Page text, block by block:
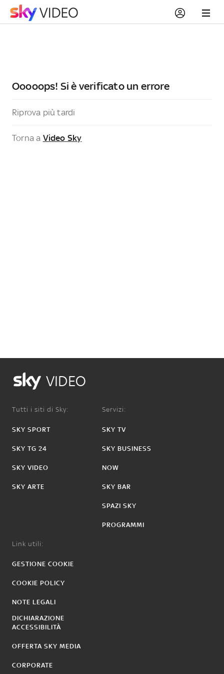
Ooooops! Si è verificato un errore
Riprova più tardi
Torna a Video Sky
VIDEO
Tutti i siti di Sky:
SKY SPORT
SKY TG 24
SKY VIDEO
SKY ARTE
Servizi:
SKY TV
SKY BUSINESS
NOW
SKY BAR
SPAZI SKY
PROGRAMMI
Link utili:
GESTIONE COOKIE
COOKIE POLICY
NOTE LEGALI
DICHIARAZIONE
ACCESSIBILITÀ
OFFERTA SKY MEDIA
CORPORATE